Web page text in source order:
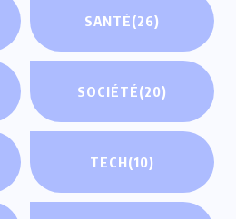
SANTÉ(26)
SOCIÉTÉ(20)
TECH(10)